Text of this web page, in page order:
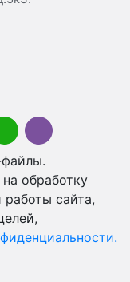
обработку
сайта,